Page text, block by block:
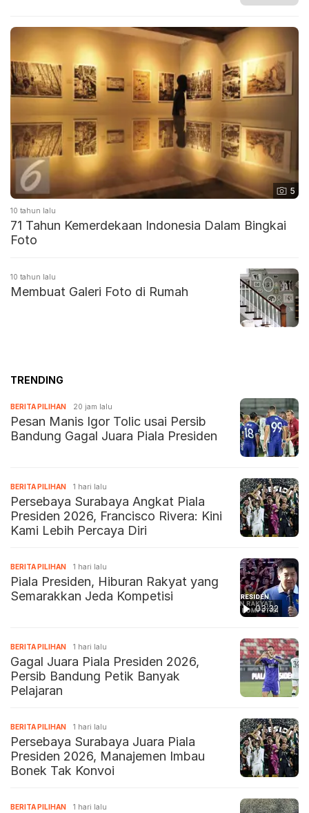
5
10 tahun lalu
71 Tahun Kemerdekaan Indonesia Dalam Bingkai
Foto
10 tahun lalu
Membuat Galeri Foto di Rumah
TRENDING
BERITA PILIHAN 20 jam lalu
Pesan Manis Igor Tolic usai Persib
Bandung Gagal Juara Piala Presiden
BERITA PILIHAN 1 hari lalu
Persebaya Surabaya Angkat Piala
Presiden 2026, Francisco Rivera: Kini
Kami Lebih Percaya Diri
03:32
BERITA PILIHAN 1 hari lalu
Piala Presiden, Hiburan Rakyat yang
Semarakkan Jeda Kompetisi
BERITA PILIHAN 1 hari lalu
Gagal Juara Piala Presiden 2026,
Persib Bandung Petik Banyak
Pelajaran
BERITA PILIHAN 1 hari lalu
Persebaya Surabaya Juara Piala
Presiden 2026, Manajemen Imbau
Bonek Tak Konvoi
BERITA PILIHAN 1 hari lalu